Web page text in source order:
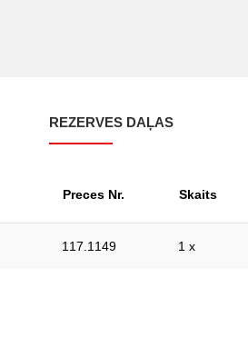
REZERVES DAĻAS
Preces Nr. Skaits
117.1149 1 x